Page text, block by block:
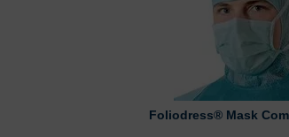
Foliodress® Mask